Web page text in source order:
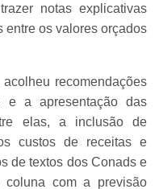
notas explicativas
entre os valores orçados
recomendações
e a apresentação das
elas, a inclusão de
custos de receitas e
de textos dos Conads e
com a previsão